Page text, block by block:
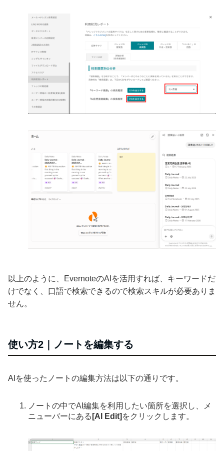
以上のように、EvernoteのAIを活用すれば、キーワードだ
けでなく、口語で検索できるので検索スキルが必要ありま
せん。
使い方2｜ノートを編集する
AIを使ったノートの編集方法は以下の通りです。
ノートの中でAI編集を利用したい箇所を選択し、メ
ニューバーにある [AI Edit] をクリックします。